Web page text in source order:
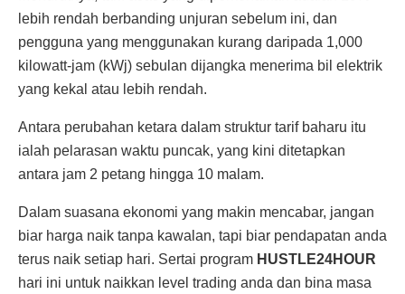
lebih rendah berbanding unjuran sebelum ini, dan
pengguna yang menggunakan kurang daripada 1,000
kilowatt-jam (kWj) sebulan dijangka menerima bil elektrik
yang kekal atau lebih rendah.
Antara perubahan ketara dalam struktur tarif baharu itu
ialah pelarasan waktu puncak, yang kini ditetapkan
antara jam 2 petang hingga 10 malam.
Dalam suasana ekonomi yang makin mencabar, jangan
biar harga naik tanpa kawalan, tapi biar pendapatan anda
terus naik setiap hari. Sertai program HUSTLE24HOUR
hari ini untuk naikkan level trading anda dan bina masa